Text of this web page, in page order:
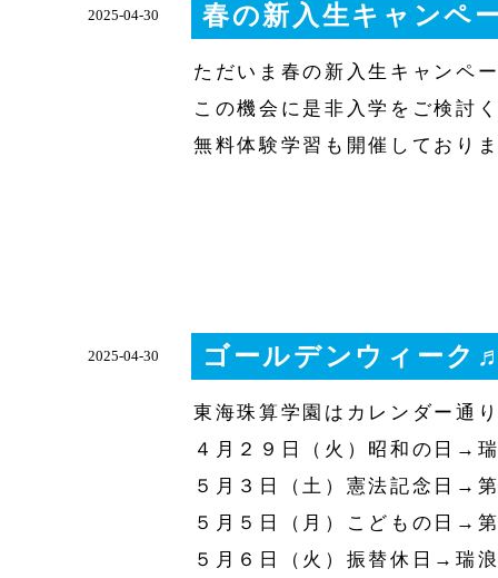
2025-04-30 春の新入生キャンペ
この機会に是非入学をご検討
無料体験学習も開催しており
2025-04-30 ゴールデンウィーク
東海珠算学園はカレンダー通
４月２９日（火）昭和の日→
５月３日（土）憲法記念日→
５月５日（月）こどもの日→
５月６日（火）振替休日→瑞